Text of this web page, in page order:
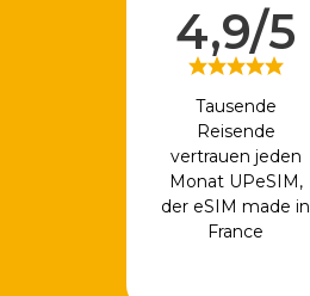
4,9/5
Tausende
Reisende
vertrauen jeden
Monat UPeSIM,
der eSIM made in
France